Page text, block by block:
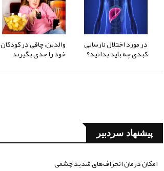
در مورد اختلال نارسایی
کبدی چه باید بدانید؟
والدین، چاقی در کودکان
خود را جدی بگیرند
پیشنهاد سردبیر
امکان درمان انحراف‌های شدید چشمی